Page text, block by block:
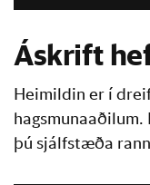
Áskrift
Heimildin er í
þú sjálfstæða